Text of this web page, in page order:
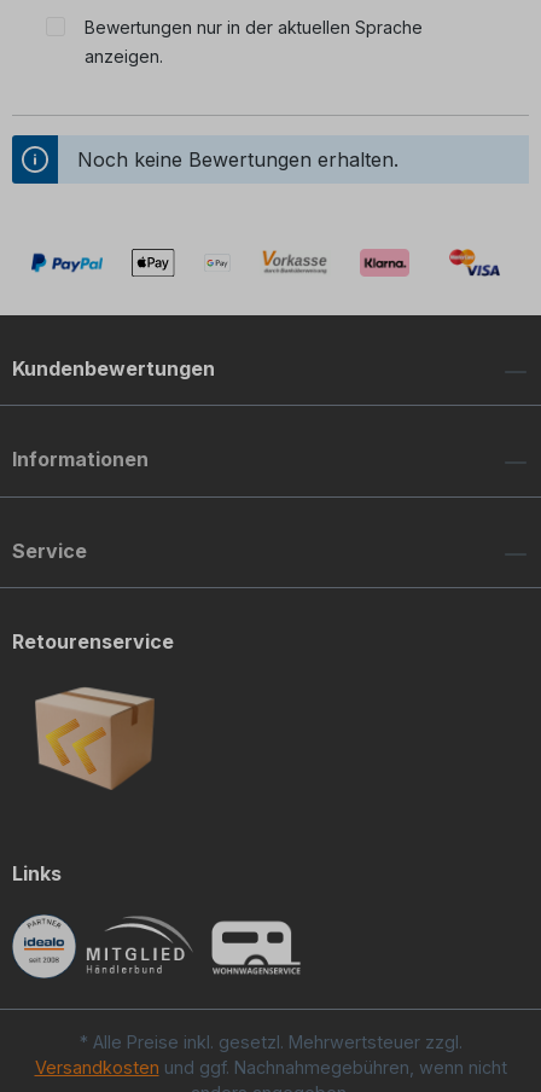
Bewertungen nur in der aktuellen Sprache
anzeigen.
Noch keine Bewertungen erhalten.
Kundenbewertungen
Informationen
Service
Retourenservice
Links
* Alle Preise inkl. gesetzl. Mehrwertsteuer zzgl.
Versandkosten und ggf. Nachnahmegebühren, wenn nicht